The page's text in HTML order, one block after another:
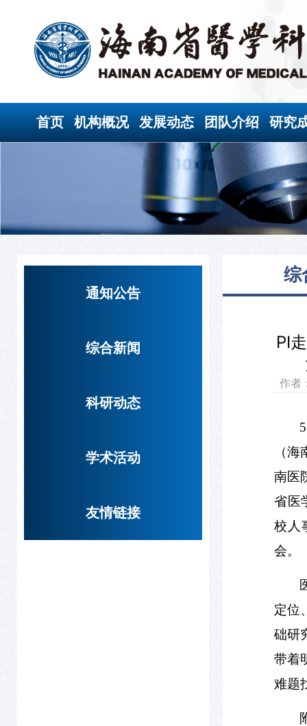
首页 机构概况 发展动态 团队介绍 研究
通知公告
综合新闻
科研动态
学术活动
友情链接
综
PI
作
5
（
南医
省医
校人
会。
定位
础研
带着
难题